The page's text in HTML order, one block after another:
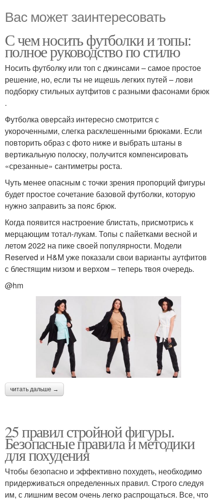
Вас может заинтересовать
С чем носить футболки и топы:
полное руководство по стилю
Носить футболку или топ с джинсами – самое простое
решение, но, если ты не ищешь легких путей – лови
подборку стильных аутфитов с разными фасонами брюк
.
Футболка оверсайз интересно смотрится с
укороченными, слегка расклешенными брюками. Если
повторить образ с фото ниже и выбрать штаны в
вертикальную полоску, получится компенсировать
«срезанные» сантиметры роста.
Чуть менее опасным с точки зрения пропорций фигуры
будет простое сочетание базовой футболки, которую
нужно заправить за пояс брюк.
Когда появится настроение блистать, присмотрись к
мерцающим тотал-лукам. Топы с пайетками весной и
летом 2022 на пике своей популярности. Модели
Reserved и H&M уже показали свои варианты аутфитов
с блестящим низом и верхом – теперь твоя очередь.
@hm
читать дальше →
25 правил стройной фигуры.
Безопасные правила и методики
для похудения
Чтобы безопасно и эффективно похудеть, необходимо
придерживаться определенных правил. Строго следуя
им, с лишним весом очень легко распрощаться. Все, что